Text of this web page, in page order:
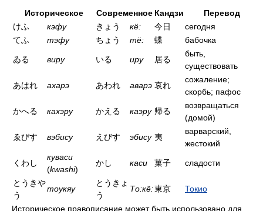
Историческое Современное Кандзи
Перевод
けふ
кэфу きょう кё: 今日
сегодня
てふ
тэфу ちょう тё: 蝶 бабочка
ゐる виру いる иру 居る
быть,
существовать
あはれ ахарэ あわれ аварэ 哀れ
сожаление;
скорбь; пафос
かへる кахэру かえる каэру 帰る
возвращаться
(домой)
ゑびす вэбису えびす эбису 夷
варварский,
жестокий
くわし
куваси
(kwashi)
かし каси 菓子 сладости
とうきや
う
тоукяу
とうきょ
う
То:кё:東京 Токио
Историческое правописание может быть использовано для